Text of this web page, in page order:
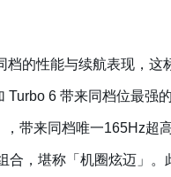
的性能与续航表现，这
6 带来同档位最强
带来同档唯一165Hz超
，堪称「机圈炫迈」。